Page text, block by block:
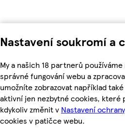
Nastavení soukromí a
My a našich 18 partnerů
správné fungování webu a
umožníte zobrazovat například
aktivní jen nezbytné cookies,
kdykoliv změnit v Nastavení
cookies v patičce webu.